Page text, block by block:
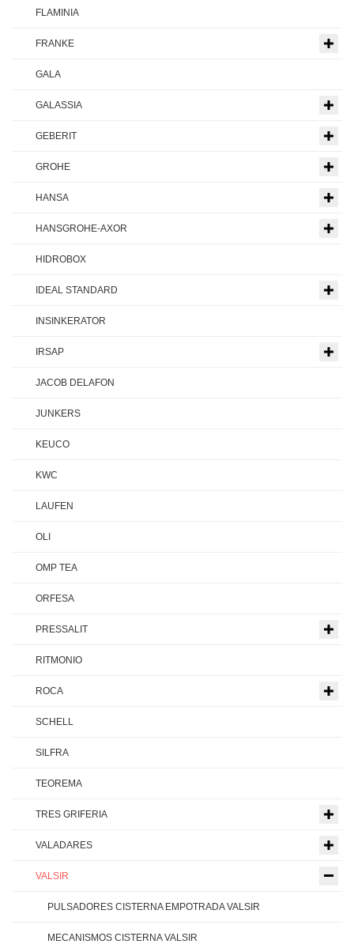
FLAMINIA
FRANKE
GALA
GALASSIA
GEBERIT
GROHE
HANSA
HANSGROHE-AXOR
HIDROBOX
IDEAL STANDARD
INSINKERATOR
IRSAP
JACOB DELAFON
JUNKERS
KEUCO
KWC
LAUFEN
OLI
OMP TEA
ORFESA
PRESSALIT
RITMONIO
ROCA
SCHELL
SILFRA
TEOREMA
TRES GRIFERIA
VALADARES
VALSIR
PULSADORES CISTERNA EMPOTRADA VALSIR
MECANISMOS CISTERNA VALSIR